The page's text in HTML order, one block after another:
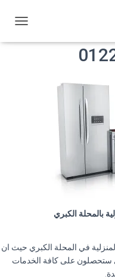
ب
الكبري
بالمحلة الكبري
في المحلة الكبري حيث ان
ستحصلون على كافة الخدمات